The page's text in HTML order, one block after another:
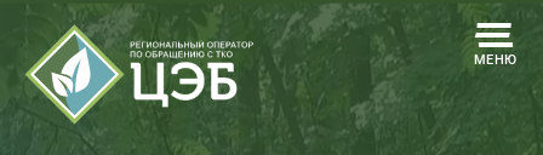
МЕНЮ